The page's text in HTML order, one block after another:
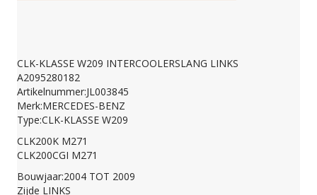
W209
INTERCOOLERSLANG
LINKS
A2095280182
CLK-KLASSE W209 INTERCOOLERSLANG LINKS
A2095280182
Artikelnummer:JL003845
Merk:MERCEDES-BENZ
Type:CLK-KLASSE W209
CLK200K M271
CLK200CGI M271
Bouwjaar:2004 TOT 2009
Zijde LINKS